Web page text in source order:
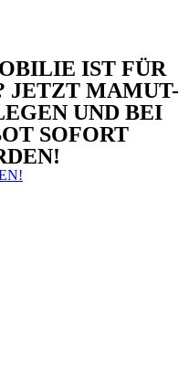
IST FÜR
JETZT MAMUT-
UND BEI
SOFORT